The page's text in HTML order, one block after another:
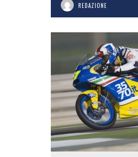
REDAZIONE